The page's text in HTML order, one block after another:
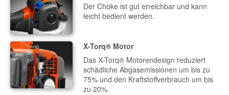
Der Choke ist gut erreichbar und kann
leicht bedient werden.
X-Torq® Motor
Das X-Torq® Motorendesign reduziert
schädliche Abgasemissionen um bis zu
75% und den Kraftstoffverbrauch um bis
zu 20%.